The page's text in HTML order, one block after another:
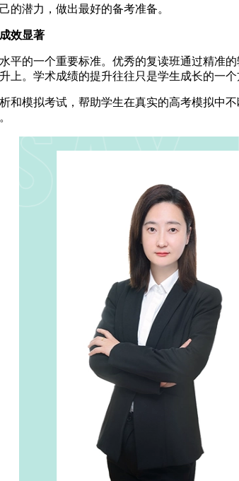
的潜力，做出最好的备考准备。
效显著
的一个重要标准。优秀的复读班通过精准的
上。学术成绩的提升往往只是学生成长的一
和模拟考试，帮助学生在真实的高考模拟中